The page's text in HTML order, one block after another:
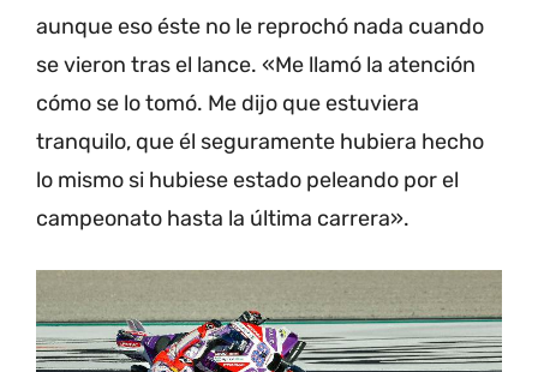
aunque eso éste no le reprochó nada cuando
se vieron tras el lance. «Me llamó la atención
cómo se lo tomó. Me dijo que estuviera
tranquilo, que él seguramente hubiera hecho
lo mismo si hubiese estado peleando por el
campeonato hasta la última carrera».